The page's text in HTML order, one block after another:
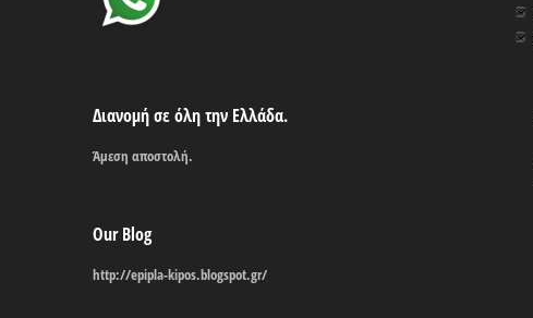
Διανομή σε όλη την Ελλάδα.
Άμεση αποστολή.
Our Blog
http://epipla-kipos.blogspot.gr/